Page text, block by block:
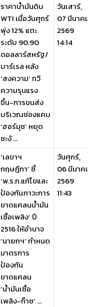
ราคาน้ำมันดิบ
WTI เมื่อวันศุกร์
พุ่ง 12% แตะ
ระดับ 90.90
ดอลลาร์สหรัฐ/
บาร์เรล หลัง
‘สงความ’ ทวี
ความรุนแรง
ขึ้น-การขนส่ง
บริเวณช่องแคบ
‘ฮอร์มุซ’ หยุด
ชะงั ...
วันเสาร์,
07 มีนาคม
2569
14:14
‘เลขาฯ
กฤษฎีกา’ ชี้
‘พ.ร.ก.แก้ไขและ
ป้องกันภาวะการ
ขาดแคลนน้ำมัน
เชื้อเพลิง’ ปี
2516 ให้อำนาจ
‘นายกฯ’ กำหนด
มาตรการ
ป้องกัน
ขาดแคลน
‘น้ำมันเชื้อ
เพลิง-ก๊าซ’ ...
วันศุกร์,
06 มีนาคม
2569
11:43